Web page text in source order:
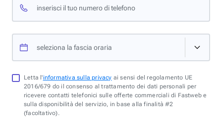
inserisci il tuo numero di telefono
seleziona la fascia oraria
Letta l'informativa sulla privacy ai sensi del regolamento UE
2016/679 do il consenso al trattamento dei dati personali per
ricevere contatti telefonici sulle offerte commerciali di Fastweb e
sulla disponibilità del servizio, in base alla finalità #2
(facoltativo).